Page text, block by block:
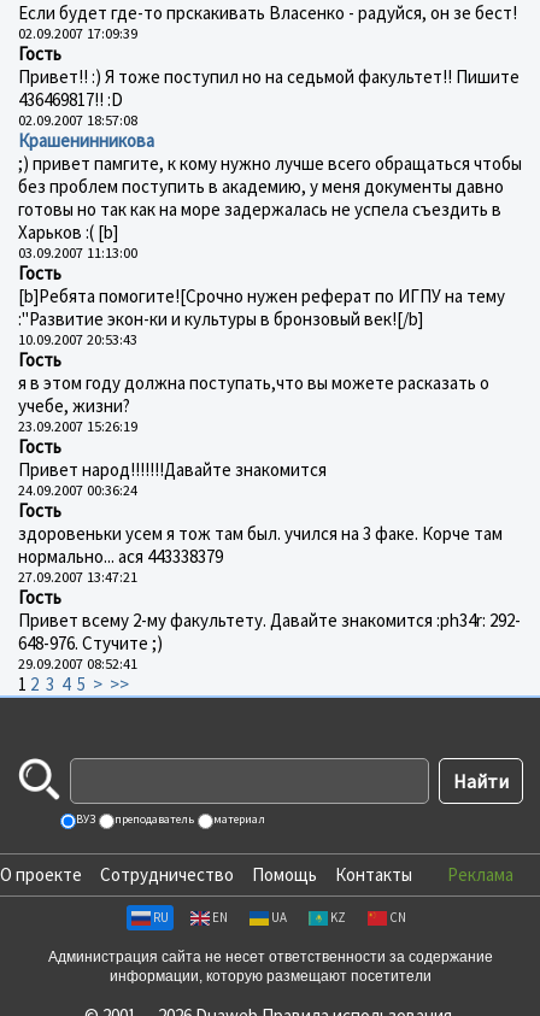
Если будет где-то прскакивать Власенко - радуйся, он зе бест!
02.09.2007 17:09:39
Гость
Привет!! :) Я тоже поступил но на седьмой факультет!! Пишите
436469817!! :D
02.09.2007 18:57:08
Крашенинникова
;) привет памгите, к кому нужно лучше всего обращаться чтобы
без проблем поступить в академию, у меня документы давно
готовы но так как на море задержалась не успела съездить в
Харьков :( [b]
03.09.2007 11:13:00
Гость
[b]Ребята помогите![Срочно нужен реферат по ИГПУ на тему
:"Развитие экон-ки и культуры в бронзовый век![/b]
10.09.2007 20:53:43
Гость
я в этом году должна поступать,что вы можете расказать о
учебе, жизни?
23.09.2007 15:26:19
Гость
Привет народ!!!!!!!Давайте знакомится
24.09.2007 00:36:24
Гость
здоровеньки усем я тож там был. учился на 3 факе. Корче там
нормально... ася 443338379
27.09.2007 13:47:21
Гость
Привет всему 2-му факультету. Давайте знакомится :ph34r: 292-
648-976. Стучите ;)
29.09.2007 08:52:41
1 2 3 4 5 > >>
ВУЗ преподаватель материал
О проекте Сотрудничество Помощь Контакты Реклама
RU EN UA KZ CN
Администрация сайта не несет ответственности за содержание
информации, которую размещают посетители